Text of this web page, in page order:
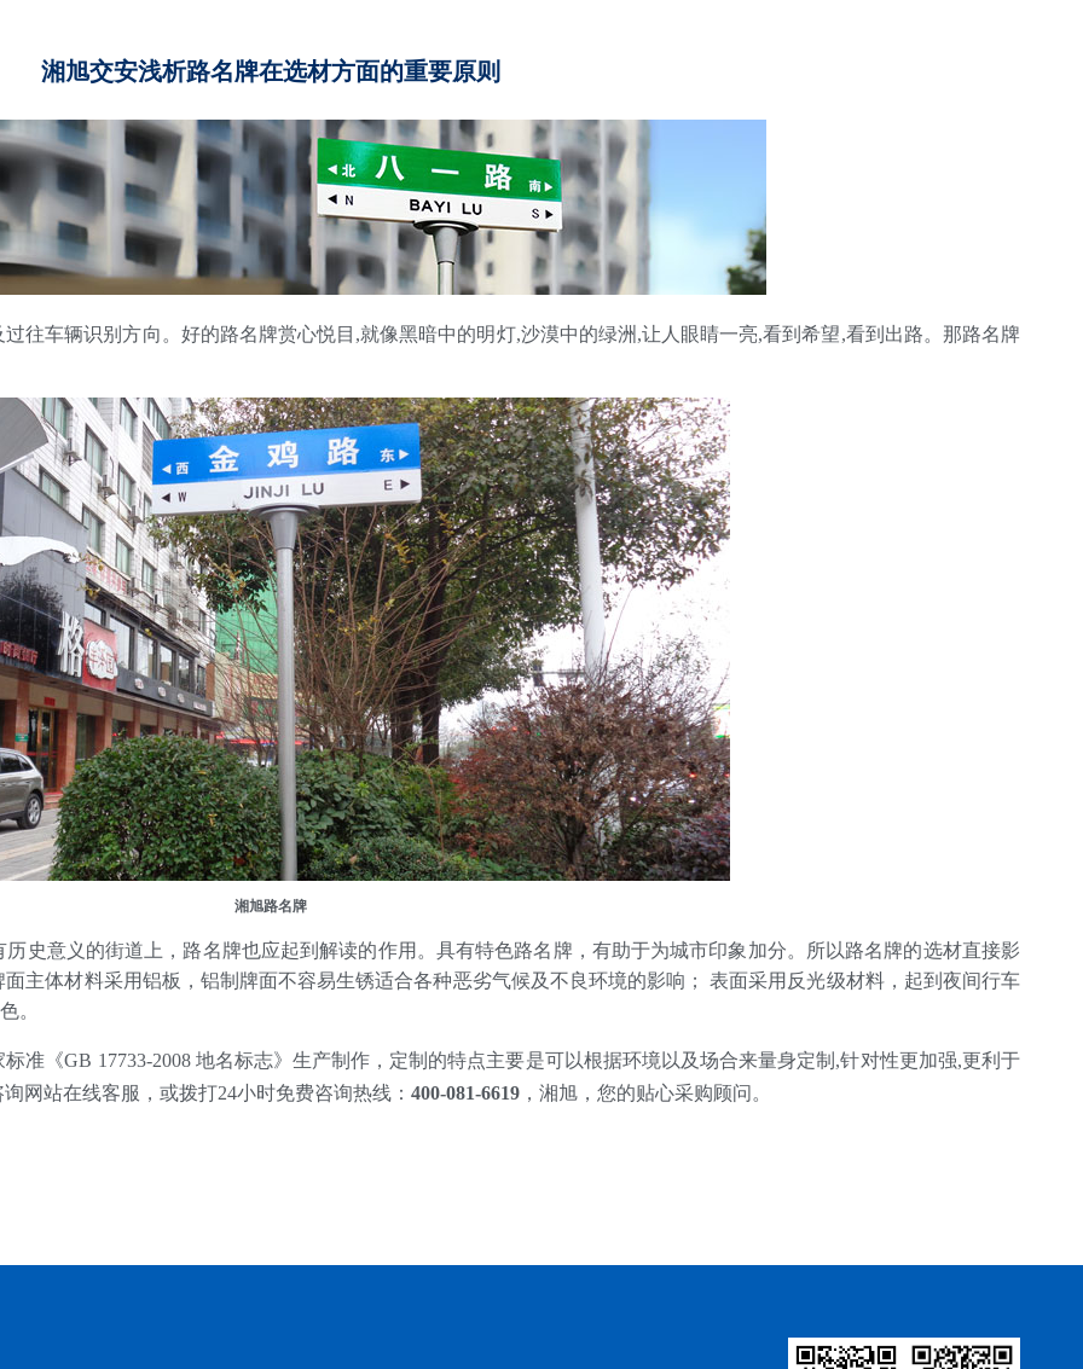
湘旭交安浅析路名牌在选材方面的重要原则
往车辆识别方向。好的路名牌赏心悦目,就像黑暗中的明灯,沙漠中的绿洲,让人眼睛一亮,看到希望,看到出路。那路名牌
湘旭路名牌
史意义的街道上，路名牌也应起到解读的作用。具有特色路名牌，有助于为城市印象加分。所以路名牌的选材直接影
主体材料采用铝板，铝制牌面不容易生锈适合各种恶劣气候及不良环境的影响； 表面采用反光级材料，起到夜间行车
。
准《GB 17733-2008 地名标志》生产制作，定制的特点主要是可以根据环境以及场合来量身定制,针对性更加强,更利于
网站在线客服，或拨打24小时免费咨询热线： 400-081-6619 ，湘旭，您的贴心采购顾问。